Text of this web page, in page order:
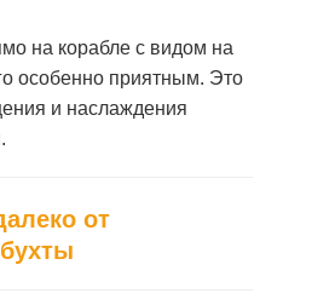
на корабле с видом на
особенно приятным. Это
и наслаждения
от